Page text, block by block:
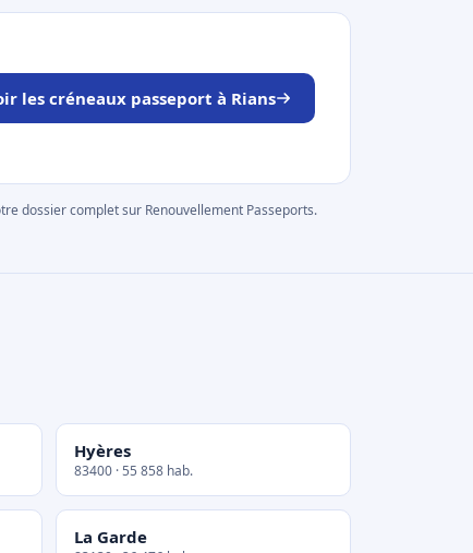
les créneaux passeport à Rians
dossier complet sur Renouvellement Passeports.
Hyères
83400 · 55 858 hab.
La Garde